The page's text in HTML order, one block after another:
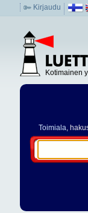
Kirjaudu
Kotimainen
Toimiala,